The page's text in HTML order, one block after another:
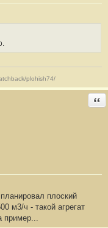
plohish74/
плоский
м3/ч - такой агрегат
пример...